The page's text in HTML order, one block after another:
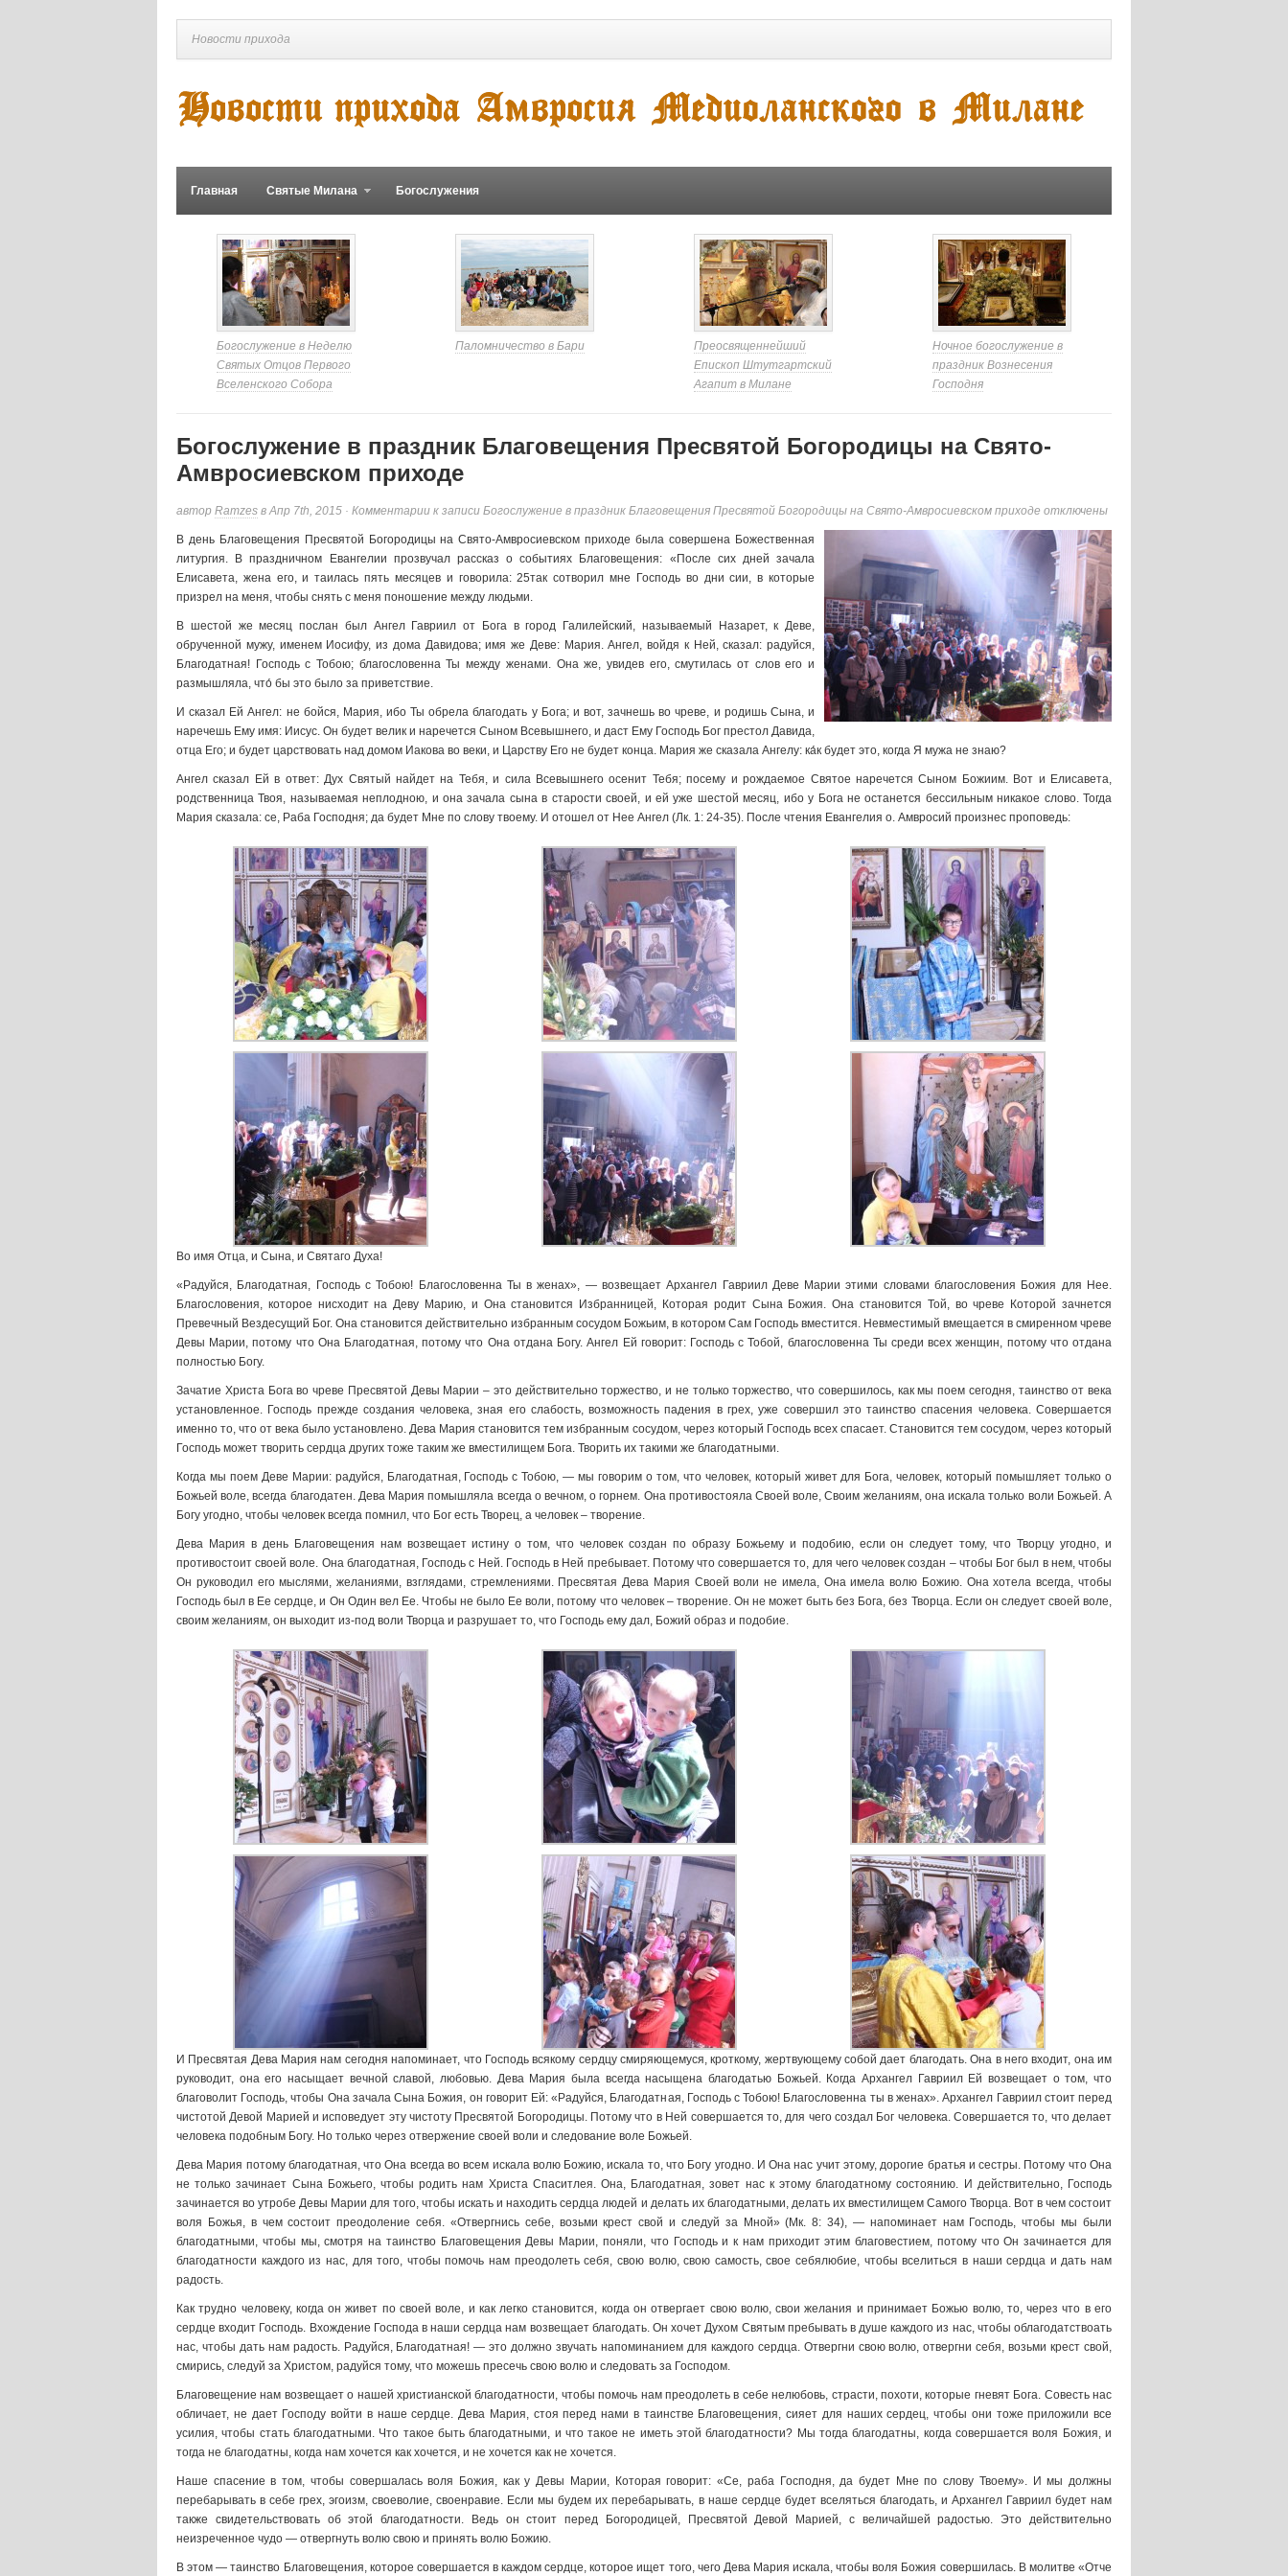
Новости прихода
Главная Святые Милана Богослужения
Богослужение в Неделю
Святых Отцов Первого
Вселенского Собора
Паломничество в Бари
Преосвященнейший
Епископ Штутгартский
Агапит в Милане
Ночное богослужение в
праздник Вознесения
Господня
Богослужение в праздник Благовещения Пресвятой Богородицы на Свято-
Амвросиевском приходе
автор Ramzes в Апр 7th, 2015 · Комментарии к записи Богослужение в праздник Благовещения Пресвятой Богородицы на Свято-Амвросиевском приходе отключены
В день Благовещения Пресвятой Богородицы на Свято-Амвросиевском приходе была совершена Божественная
литургия. В праздничном Евангелии прозвучал рассказ о событиях Благовещения: «После сих дней зачала
Елисавета, жена его, и таилась пять месяцев и говорила: 25так сотворил мне Господь во дни сии, в которые
призрел на меня, чтобы снять с меня поношение между людьми.
В шестой же месяц послан был Ангел Гавриил от Бога в город Галилейский, называемый Назарет, к Деве,
обрученной мужу, именем Иосифу, из дома Давидова; имя же Деве: Мария. Ангел, войдя к Ней, сказал: радуйся,
Благодатная! Господь с Тобою; благословенна Ты между женами. Она же, увидев его, смутилась от слов его и
размышляла, что́ бы это было за приветствие.
И сказал Ей Ангел: не бойся, Мария, ибо Ты обрела благодать у Бога; и вот, зачнешь во чреве, и родишь Сына, и
наречешь Ему имя: Иисус. Он будет велик и наречется Сыном Всевышнего, и даст Ему Господь Бог престол Давида,
отца Его; и будет царствовать над домом Иакова во веки, и Царству Его не будет конца. Мария же сказала Ангелу: ка́к будет это, когда Я мужа не знаю?
Ангел сказал Ей в ответ: Дух Святый найдет на Тебя, и сила Всевышнего осенит Тебя; посему и рождаемое Святое наречется Сыном Божиим. Вот и Елисавета,
родственница Твоя, называемая неплодною, и она зачала сына в старости своей, и ей уже шестой месяц, ибо у Бога не останется бессильным никакое слово. Тогда
Мария сказала: се, Раба Господня; да будет Мне по слову твоему. И отошел от Нее Ангел (Лк. 1: 24-35). После чтения Евангелия о. Амвросий произнес проповедь:
Во имя Отца, и Сына, и Святаго Духа!
«Радуйся, Благодатная, Господь с Тобою! Благословенна Ты в женах», — возвещает Архангел Гавриил Деве Марии этими словами благословения Божия для Нее.
Благословения, которое нисходит на Деву Марию, и Она становится Избранницей, Которая родит Сына Божия. Она становится Той, во чреве Которой зачнется
Превечный Вездесущий Бог. Она становится действительно избранным сосудом Божьим, в котором Сам Господь вместится. Невместимый вмещается в смиренном чреве
Девы Марии, потому что Она Благодатная, потому что Она отдана Богу. Ангел Ей говорит: Господь с Тобой, благословенна Ты среди всех женщин, потому что отдана
полностью Богу.
Зачатие Христа Бога во чреве Пресвятой Девы Марии – это действительно торжество, и не только торжество, что совершилось, как мы поем сегодня, таинство от века
установленное. Господь прежде создания человека, зная его слабость, возможность падения в грех, уже совершил это таинство спасения человека. Совершается
именно то, что от века было установлено. Дева Мария становится тем избранным сосудом, через который Господь всех спасает. Становится тем сосудом, через который
Господь может творить сердца других тоже таким же вместилищем Бога. Творить их такими же благодатными.
Когда мы поем Деве Марии: радуйся, Благодатная, Господь с Тобою, — мы говорим о том, что человек, который живет для Бога, человек, который помышляет только о
Божьей воле, всегда благодатен. Дева Мария помышляла всегда о вечном, о горнем. Она противостояла Своей воле, Своим желаниям, она искала только воли Божьей. А
Богу угодно, чтобы человек всегда помнил, что Бог есть Творец, а человек – творение.
Дева Мария в день Благовещения нам возвещает истину о том, что человек создан по образу Божьему и подобию, если он следует тому, что Творцу угодно, и
противостоит своей воле. Она благодатная, Господь с Ней. Господь в Ней пребывает. Потому что совершается то, для чего человек создан – чтобы Бог был в нем, чтобы
Он руководил его мыслями, желаниями, взглядами, стремлениями. Пресвятая Дева Мария Своей воли не имела, Она имела волю Божию. Она хотела всегда, чтобы
Господь был в Ее сердце, и Он Один вел Ее. Чтобы не было Ее воли, потому что человек – творение. Он не может быть без Бога, без Творца. Если он следует своей воле,
своим желаниям, он выходит из-под воли Творца и разрушает то, что Господь ему дал, Божий образ и подобие.
И Пресвятая Дева Мария нам сегодня напоминает, что Господь всякому сердцу смиряющемуся, кроткому, жертвующему собой дает благодать. Она в него входит, она им
руководит, она его насыщает вечной славой, любовью. Дева Мария была всегда насыщена благодатью Божьей. Когда Архангел Гавриил Ей возвещает о том, что
благоволит Господь, чтобы Она зачала Сына Божия, он говорит Ей: «Радуйся, Благодатная, Господь с Тобою! Благословенна ты в женах». Архангел Гавриил стоит перед
чистотой Девой Марией и исповедует эту чистоту Пресвятой Богородицы. Потому что в Ней совершается то, для чего создал Бог человека. Совершается то, что делает
человека подобным Богу. Но только через отвержение своей воли и следование воле Божьей.
Дева Мария потому благодатная, что Она всегда во всем искала волю Божию, искала то, что Богу угодно. И Она нас учит этому, дорогие братья и сестры. Потому что Она
не только зачинает Сына Божьего, чтобы родить нам Христа Спаситлея. Она, Благодатная, зовет нас к этому благодатному состоянию. И действительно, Господь
зачинается во утробе Девы Марии для того, чтобы искать и находить сердца людей и делать их благодатными, делать их вместилищем Самого Творца. Вот в чем состоит
воля Божья, в чем состоит преодоление себя. «Отвергнись себе, возьми крест свой и следуй за Мной» (Мк. 8: 34), — напоминает нам Господь, чтобы мы были
благодатными, чтобы мы, смотря на таинство Благовещения Девы Марии, поняли, что Господь и к нам приходит этим благовестием, потому что Он зачинается для
благодатности каждого из нас, для того, чтобы помочь нам преодолеть себя, свою волю, свою самость, свое себялюбие, чтобы вселиться в наши сердца и дать нам
радость.
Как трудно человеку, когда он живет по своей воле, и как легко становится, когда он отвергает свою волю, свои желания и принимает Божью волю, то, через что в его
сердце входит Господь. Вхождение Господа в наши сердца нам возвещает благодать. Он хочет Духом Святым пребывать в душе каждого из нас, чтобы облагодатствоать
нас, чтобы дать нам радость. Радуйся, Благодатная! — это должно звучать напоминанием для каждого сердца. Отвергни свою волю, отвергни себя, возьми крест свой,
смирись, следуй за Христом, радуйся тому, что можешь пресечь свою волю и следовать за Господом.
Благовещение нам возвещает о нашей христианской благодатности, чтобы помочь нам преодолеть в себе нелюбовь, страсти, похоти, которые гневят Бога. Совесть нас
обличает, не дает Господу войти в наше сердце. Дева Мария, стоя перед нами в таинстве Благовещения, сияет для наших сердец, чтобы они тоже приложили все
усилия, чтобы стать благодатными. Что такое быть благодатными, и что такое не иметь этой благодатности? Мы тогда благодатны, когда совершается воля Божия, и
тогда не благодатны, когда нам хочется как хочется, и не хочется как не хочется.
Наше спасение в том, чтобы совершалась воля Божия, как у Девы Марии, Которая говорит: «Се, раба Господня, да будет Мне по слову Твоему». И мы должны
перебарывать в себе грех, эгоизм, своеволие, своенравие. Если мы будем их перебарывать, в наше сердце будет вселяться благодать, и Архангел Гавриил будет нам
также свидетельствовать об этой благодатности. Ведь он стоит перед Богородицей, Пресвятой Девой Марией, с величайшей радостью. Это действительно
неизреченное чудо — отвергнуть волю свою и принять волю Божию.
В этом — таинство Благовещения, которое совершается в каждом сердце, которое ищет того, чего Дева Мария искала, чтобы воля Божия совершилась. В молитве «Отче